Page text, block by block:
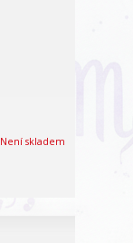
Není skladem